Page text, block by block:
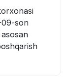
09-son